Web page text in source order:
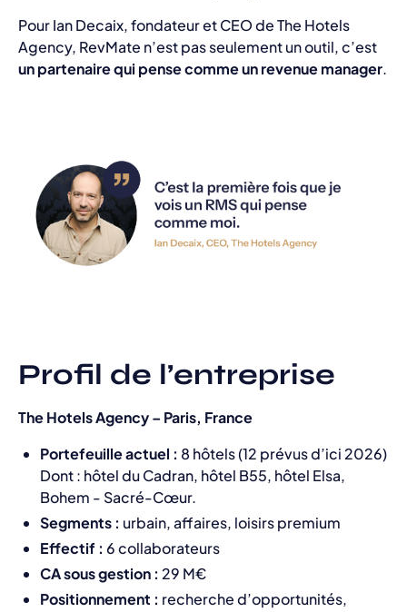
Pour Ian Decaix, fondateur et CEO de The Hotels
Agency, RevMate n’est pas seulement un outil, c’est
un partenaire qui pense comme un revenue manager.
Profil de l’entreprise
The Hotels Agency – Paris, France
Portefeuille actuel : 8 hôtels (12 prévus d’ici 2026)
Dont : hôtel du Cadran, hôtel B55, hôtel Elsa,
Bohem - Sacré-Cœur.
Segments : urbain, affaires, loisirs premium
Effectif : 6 collaborateurs
CA sous gestion : 29 M€
Positionnement : recherche d’opportunités,